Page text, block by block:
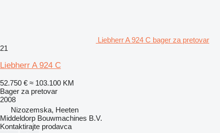
Liebherr A 924 C bager za pretovar
21
Liebherr A 924 C
52.750 € ≈ 103.100 KM
Bager za pretovar
2008
Nizozemska, Heeten
Middeldorp Bouwmachines B.V.
Kontaktirajte prodavca